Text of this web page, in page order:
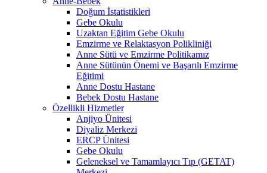
Doğum İstatistikleri
Gebe Okulu
Uzaktan Eğitim Gebe Okulu
Emzirme ve Relaktasyon Polikliniği
Anne Sütü ve Emzirme Politikamız
Anne Sütünün Önemi ve Başarılı Emzirme
Eğitimi
Anne Dostu Hastane
Bebek Dostu Hastane
Özellikli Hizmetler
Anjiyo Ünitesi
Diyaliz Merkezi
ERCP Ünitesi
Gebe Okulu
Geleneksel ve Tamamlayıcı Tıp (GETAT)